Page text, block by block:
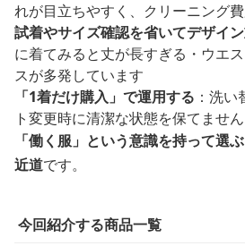
れが目立ちやすく、クリーニング
試着やサイズ確認を省いてデザイ
に着てみると丈が長すぎる・ウエ
スが多発しています
「1着だけ購入」で運用する ：洗
ト変更時に清潔な状態を保てません
「働く服」という意識を持って選
近道です。
今回紹介する商品一覧